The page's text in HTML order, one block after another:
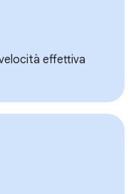
effettiva